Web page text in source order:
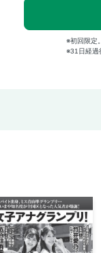
初回限定
31日経過